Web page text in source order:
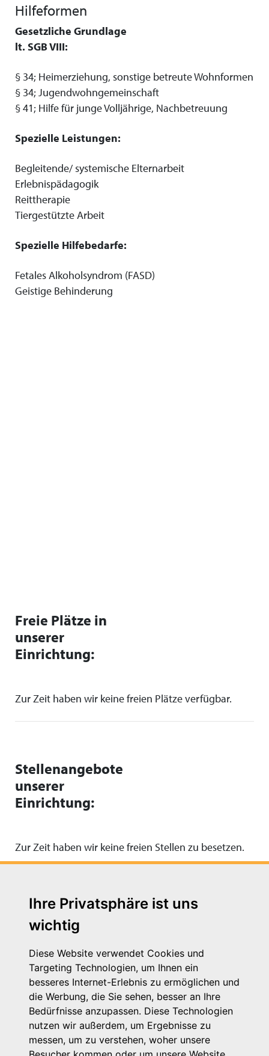
Ihre Privatsphäre ist uns
wichtig
Diese Website verwendet Cookies und
Targeting Technologien, um Ihnen ein
besseres Internet-Erlebnis zu ermöglichen und
die Werbung, die Sie sehen, besser an Ihre
Bedürfnisse anzupassen. Diese Technologien
nutzen wir außerdem, um Ergebnisse zu
messen, um zu verstehen, woher unsere
Hilfeformen
Gesetzliche Grundlage
lt. SGB VIII:
§ 34; Heimerziehung, sonstige betreute Wohnformen
§ 34; Jugendwohngemeinschaft
§ 41; Hilfe für junge Volljährige, Nachbetreuung
Spezielle Leistungen:
Begleitende/ systemische Elternarbeit
Erlebnispädagogik
Reittherapie
Tiergestützte Arbeit
Spezielle Hilfebedarfe:
Fetales Alkoholsyndrom (FASD)
Geistige Behinderung
Freie Plätze in
unserer
Einrichtung:
Zur Zeit haben wir keine freien Plätze verfügbar.
Stellenangebote
unserer
Einrichtung:
Zur Zeit haben wir keine freien Stellen zu besetzen.
Michaelkirchstr. 17/18
10179 Berlin
Telefon: 030 – 58 58 17 16 01
E-Mail: info@vpk.de